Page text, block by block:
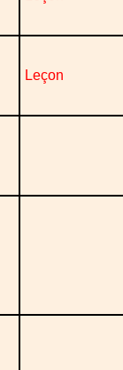
Leçon